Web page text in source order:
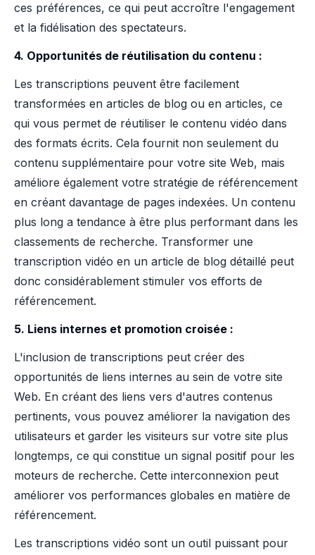
ces préférences, ce qui peut accroître l'engagement
et la fidélisation des spectateurs.
4. Opportunités de réutilisation du contenu :
Les transcriptions peuvent être facilement
transformées en articles de blog ou en articles, ce
qui vous permet de réutiliser le contenu vidéo dans
des formats écrits. Cela fournit non seulement du
contenu supplémentaire pour votre site Web, mais
améliore également votre stratégie de référencement
en créant davantage de pages indexées. Un contenu
plus long a tendance à être plus performant dans les
classements de recherche. Transformer une
transcription vidéo en un article de blog détaillé peut
donc considérablement stimuler vos efforts de
référencement.
5. Liens internes et promotion croisée :
L'inclusion de transcriptions peut créer des
opportunités de liens internes au sein de votre site
Web. En créant des liens vers d'autres contenus
pertinents, vous pouvez améliorer la navigation des
utilisateurs et garder les visiteurs sur votre site plus
longtemps, ce qui constitue un signal positif pour les
moteurs de recherche. Cette interconnexion peut
améliorer vos performances globales en matière de
référencement.
Les transcriptions vidéo sont un outil puissant pour